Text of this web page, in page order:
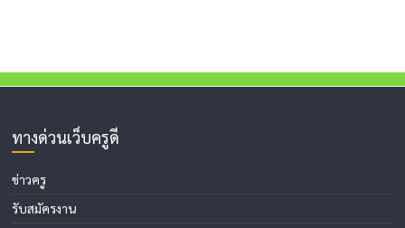
ทางด่วนเว็บครูดี
ข่าวครู
รับสมัครงาน